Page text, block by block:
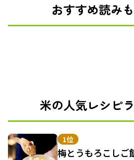
おすすめ読み
米の人気レシピ
1位
梅とうもろこしご